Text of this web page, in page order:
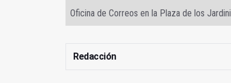
Oficina de Correos en la Plaza de los
Redacción